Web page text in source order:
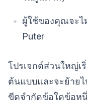
ผู้ใช้ของคุณจะไ
Puter
โปรเจกต์ส่วนใหญ่เ
ต้นแบบและจะย้ายไ
ขีดจำกัดข้อใดข้อห